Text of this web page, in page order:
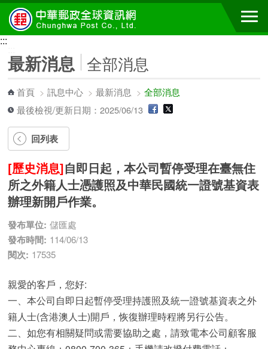
跳到主要內容區塊
:::
最新消息 全部消息
首頁 >訊息中心 >最新消息 >全部消息
最後檢視/更新日期：2025/06/13
回列表
[歷史消息]自即日起，本公司暫停受理在臺無住
所之外籍人士憑護照及中華民國統一證號基資表
辦理新開戶作業。
發布單位: 儲匯處
發布時間: 114/06/13
閱次: 17535
親愛的客戶，您好:
一、本公司自即日起暫停受理持護照及統一證號基資表之外
籍人士(含港澳人士)開戶，恢復辦理時程將另行公告。
二、如您有相關疑問或需要協助之處，請致電本公司顧客服